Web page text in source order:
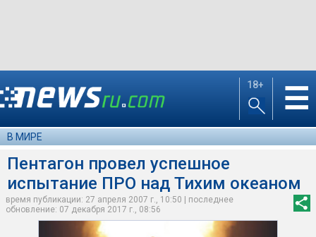
18+ ☰
В МИРЕ
Пентагон провел успешное
испытание ПРО над Тихим океаном
время публикации: 27 апреля 2007 г., 10:50 | последнее
обновление: 07 декабря 2017 г., 08:56